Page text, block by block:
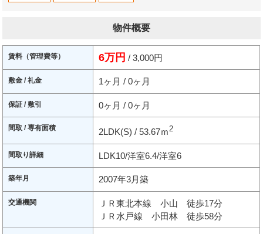
物件概要
賃料（管理費等） 6万円 / 3,000円
敷金 / 礼金 1ヶ月 / 0ヶ月
保証 / 敷引 0ヶ月 / 0ヶ月
間取 / 専有面積 2LDK(S) / 53.67ｍ2
間取り詳細 LDK10/洋室6.4/洋室6
築年月 2007年3月築
交通機関
ＪＲ東北本線 小山 徒歩17分
ＪＲ水戸線 小田林 徒歩58分